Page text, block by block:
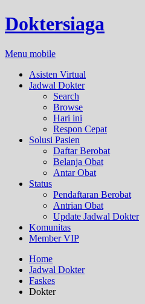
Doktersiaga
Menu mobile
Asisten Virtual
Jadwal Dokter
Search
Browse
Hari ini
Respon Cepat
Solusi Pasien
Daftar Berobat
Belanja Obat
Antar Obat
Status
Pendaftaran Berobat
Antrian Obat
Update Jadwal Dokter
Komunitas
Member VIP
Home
Jadwal Dokter
Faskes
Dokter